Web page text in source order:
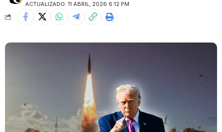
ACTUALIZADO: 11 ABRIL, 2026 6:12 PM